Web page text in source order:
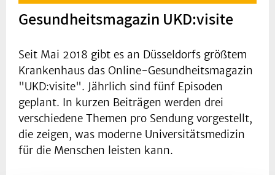
Gesundheitsmagazin UKD:visite
Seit Mai 2018 gibt es an Düsseldorfs größtem
Krankenhaus das Online-Gesundheitsmagazin
"UKD:visite". Jährlich sind fünf Episoden
geplant. In kurzen Beiträgen werden drei
verschiedene Themen pro Sendung vorgestellt,
die zeigen, was moderne Universitätsmedizin
für die Menschen leisten kann.